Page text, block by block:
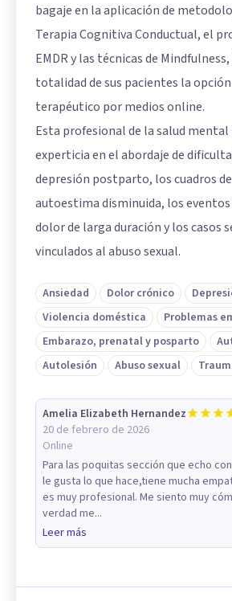
bagaje en la aplicación de
Terapia Cognitiva Conductual, el
EMDR y las técnicas de
totalidad de sus pacientes la
terapéutico por medios online.
Esta profesional de la salud mental
experticia en el abordaje de
depresión postparto, los cuadros
autoestima disminuida, los
dolor de larga duración y los casos
vinculados al abuso sexual.
Ansiedad Dolor crónico
Violencia doméstica
Problemas
Embarazo, prenatal y posparto
Autolesión
Abuso sexual
Amelia Elizabeth Hernandez
20 de febrero de 2026
Online
Para las poquitas sección que echo
le gusta lo que hace,tiene mucha
es muy profesional. Me siento muy
verdad me...
Leer más